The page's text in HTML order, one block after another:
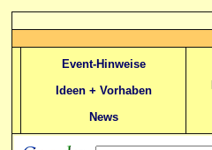
Event-Hinweise
Ideen + Vorhaben
News